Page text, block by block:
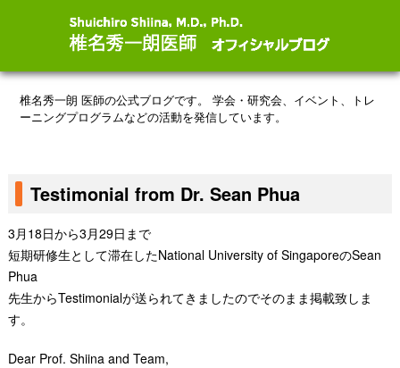
椎名秀一朗 医師の公式ブログです。
学会・研究会、イベント、トレ
ーニングプログラムなどの活動を発信しています。
Testimonial from Dr. Sean Phua
3月18日から3月29日まで
短期研修生として滞在したNational University of SingaporeのSean
Phua
先生からTestimonialが送られてきましたのでそのまま掲載致しま
す。
Dear Prof. Shiina and Team,